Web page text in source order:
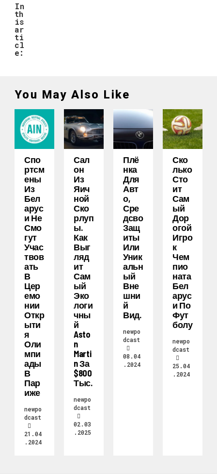
In
th
is
ar
ti
cl
e:
You May Also Like
Спо
Ртсм
Ены
Из
Бел
Арус
И Не
Смо
Гут
Учас
Твов
Ать
В
Цер
Емо
Нии
Откр
Ыти
Я
Оли
Мпи
Ады
В
Пар
Иже
newpo
dcast
21.04
.2024
Сал
Он
Из
Яич
Ной
Ско
Рлуп
Ы.
Как
Выг
Ляд
Ит
Сам
Ый
Эко
Логи
Чны
Й
Asto
N
Marti
N За
$800
Тыс.
newpo
dcast
02.03
.2025
Плё
Нка
Для
Авт
О,
Сре
Дсво
Защ
Иты
Или
Уник
Альн
Ый
Вне
Шни
Й
Вид.
newpo
dcast
08.04
.2024
Ско
Лько
Сто
Ит
Сам
Ый
Дор
Огой
Игро
К
Чем
Пио
Ната
Бел
Арус
И По
Фут
Болу
newpo
dcast
25.04
.2024